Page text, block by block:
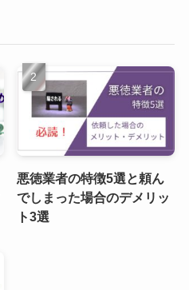
悪徳業者の特徴5選と頼ん
でしまった場合のデメリッ
ト3選